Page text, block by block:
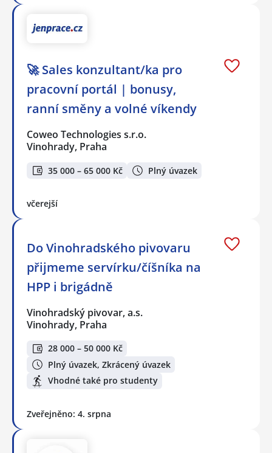
🚀 Sales konzultant/ka pro
pracovní portál | bonusy,
ranní směny a volné víkendy
Coweo Technologies s.r.o.
Vinohrady, Praha
35 000 – 65 000 Kč Plný úvazek
včerejší
Do Vinohradského pivovaru
přijmeme servírku/číšníka na
HPP i brigádně
Vinohradský pivovar, a.s.
Vinohrady, Praha
28 000 – 50 000 Kč
Plný úvazek, Zkrácený úvazek
Vhodné také pro studenty
Zveřejněno: 4. srpna